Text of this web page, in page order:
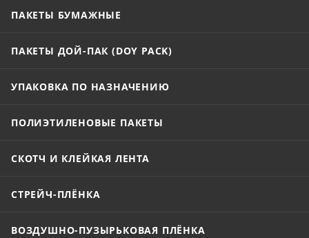
ПАКЕТЫ БУМАЖНЫЕ
ПАКЕТЫ ДОЙ-ПАК (DOY PACK)
УПАКОВКА ПО НАЗНАЧЕНИЮ
ПОЛИЭТИЛЕНОВЫЕ ПАКЕТЫ
СКОТЧ И КЛЕЙКАЯ ЛЕНТА
СТРЕЙЧ-ПЛЁНКА
ВОЗДУШНО-ПУЗЫРЬКОВАЯ ПЛЁНКА